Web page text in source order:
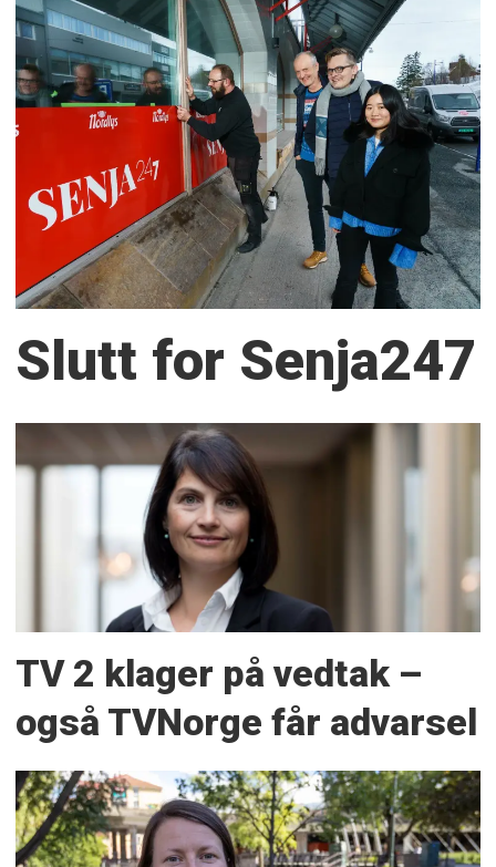
Slutt for Senja247
TV 2 klager på vedtak –
også TVNorge får advarsel